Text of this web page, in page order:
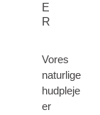
E
R
Vores
naturlige
hudpleje
er